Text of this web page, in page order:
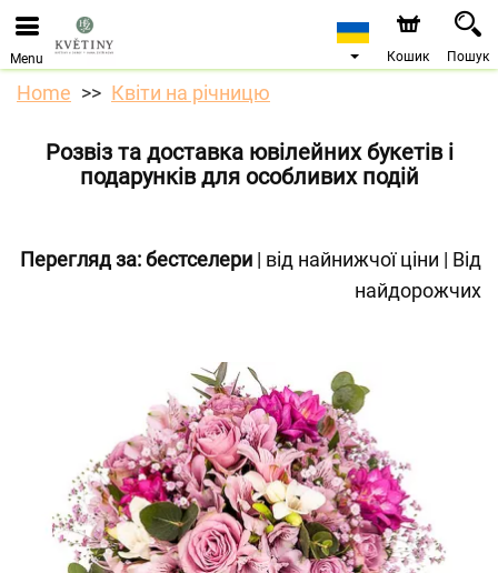
Ми приймаємо замовлення через наш інтернет-
магазин. Найближча можлива дата доставки —
10.08.2026 у зв’язку з відпусткою.
Menu Кошик Пошук
Home Квіти на річницю
Розвіз та доставка ювілейних букетів і
подарунків для особливих подій
Перегляд за:бестселери | від найнижчої ціни | Від
найдорожчих